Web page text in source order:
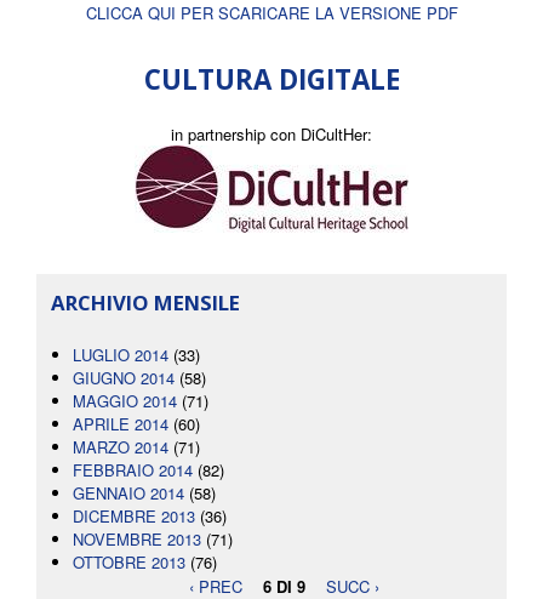
CLICCA QUI PER SCARICARE LA VERSIONE PDF
CULTURA DIGITALE
in partnership con DiCultHer:
ARCHIVIO MENSILE
LUGLIO 2014 (33)
GIUGNO 2014 (58)
MAGGIO 2014 (71)
APRILE 2014 (60)
MARZO 2014 (71)
FEBBRAIO 2014 (82)
GENNAIO 2014 (58)
DICEMBRE 2013 (36)
NOVEMBRE 2013 (71)
OTTOBRE 2013 (76)
‹ PREC
6 DI 9 SUCC ›